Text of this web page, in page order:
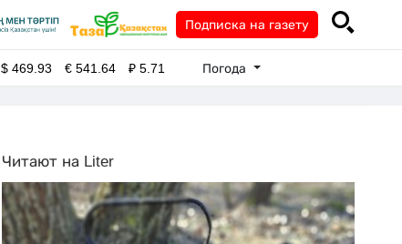
Подписка на газету
$469.93 €541.64 ₽5.71 Погода
Читают на Liter